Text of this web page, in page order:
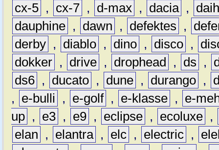
cx-5 , cx-7 , d-max , dacia ,
dauphine , dawn , defektes ,
derby , diablo , dino , disco ,
dokker , drive , drophead , ds ,
ds6 , ducato , dune , durango ,
,
e-bulli , e-golf , e-klasse ,
e-
up , e3 , e9 , eclipse , ecoluxe ,
elan
, elantra , elc , electric ,